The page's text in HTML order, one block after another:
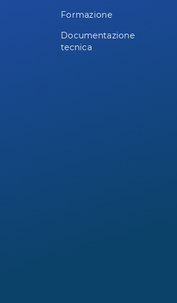
Formazione
Documentazione
tecnica